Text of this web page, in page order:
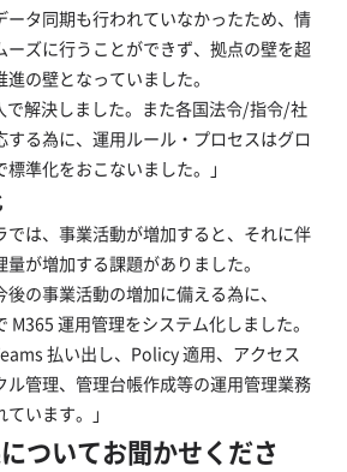
ータ同期も行われていなかったため、情
ズに行うことができず、拠点の壁を超
の壁となっていました。
で解決しました。また各国法令/指令/社
する為に、運用ルール・プロセスはグロ
準化をおこないました。」
では、事業活動が増加すると、それに伴
が増加する課題がありました。
の事業活動の増加に備える為に、
運用管理をシステム化しました。
払い出し、Policy 適用、アクセス
ル管理、管理台帳作成等の運用管理業務
います。」
ついてお聞かせくださ